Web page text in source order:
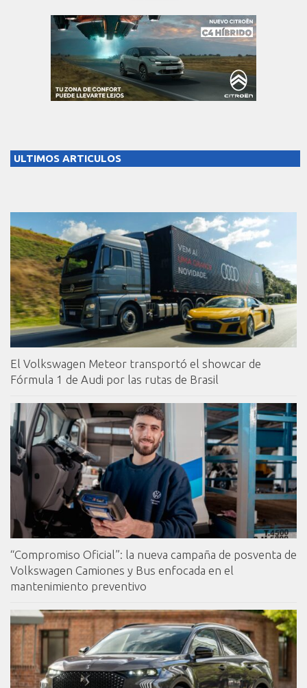
ULTIMOS ARTICULOS
El Volkswagen Meteor transportó el showcar de
Fórmula 1 de Audi por las rutas de Brasil
“Compromiso Oficial”: la nueva campaña de posventa de
Volkswagen Camiones y Bus enfocada en el
mantenimiento preventivo